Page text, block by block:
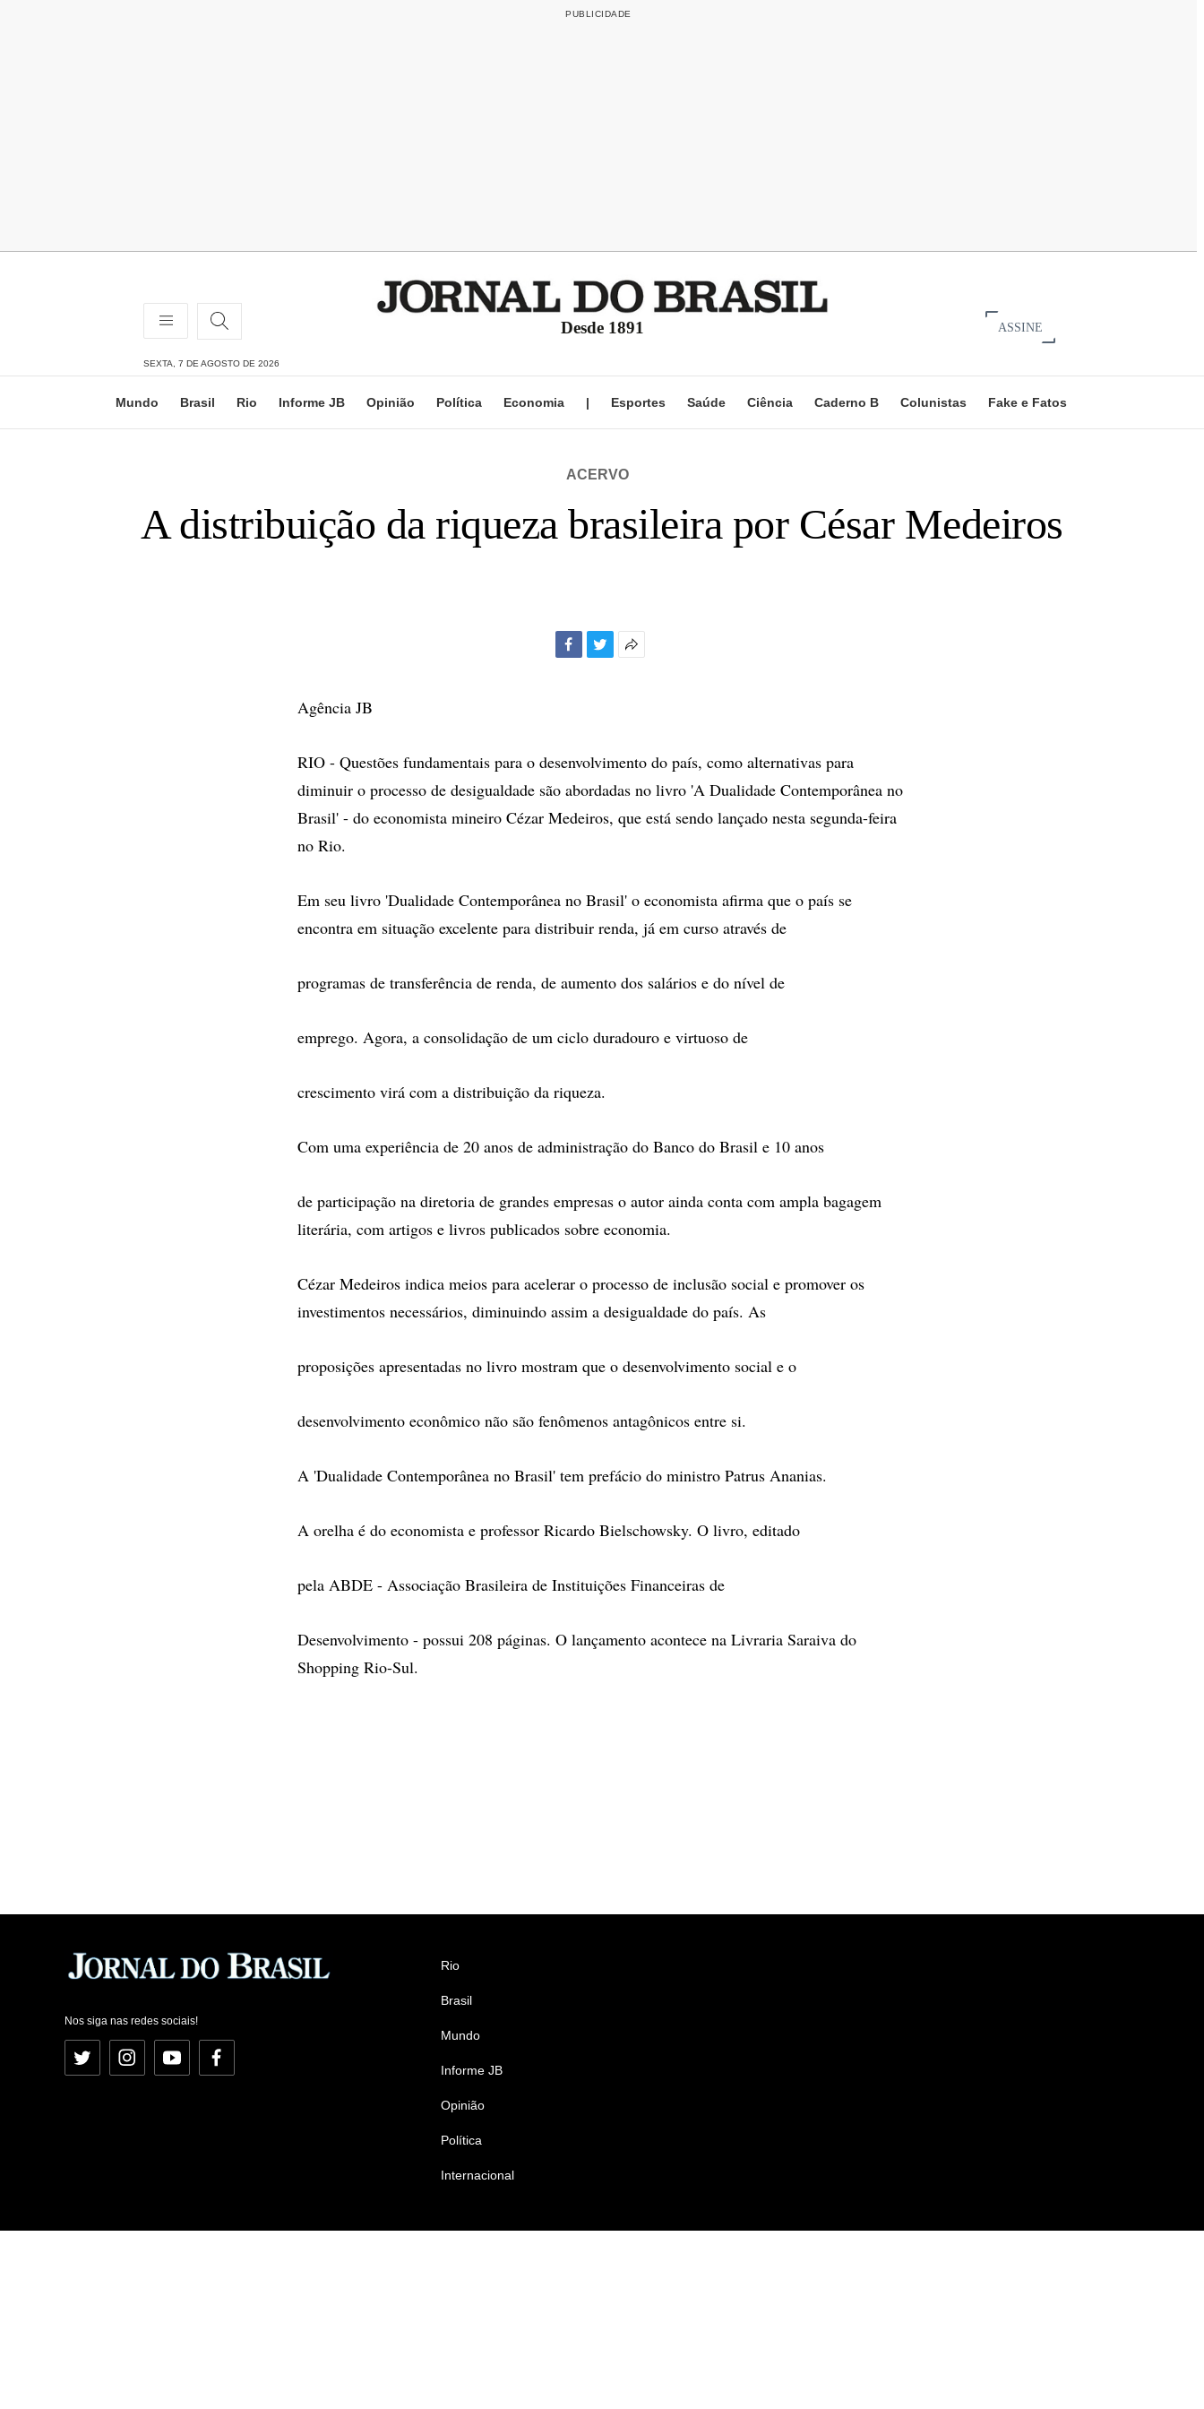
Desde 1891 ASSINE
SEXTA, 7 DE AGOSTO DE 2026
Mundo Brasil Rio Informe JB Opinião Política Economia | Esportes Saúde Ciência Caderno B Colunistas Fake e Fatos
ACERVO
A distribuição da riqueza brasileira por César Medeiros
Agência JB
RIO - Questões fundamentais para o desenvolvimento do país, como alternativas para
diminuir o processo de desigualdade são abordadas no livro 'A Dualidade Contemporânea no
Brasil' - do economista mineiro Cézar Medeiros, que está sendo lançado nesta segunda-feira
no Rio.
Em seu livro 'Dualidade Contemporânea no Brasil' o economista afirma que o país se
encontra em situação excelente para distribuir renda, já em curso através de
programas de transferência de renda, de aumento dos salários e do nível de
emprego. Agora, a consolidação de um ciclo duradouro e virtuoso de
crescimento virá com a distribuição da riqueza.
Com uma experiência de 20 anos de administração do Banco do Brasil e 10 anos
de participação na diretoria de grandes empresas o autor ainda conta com ampla bagagem
literária, com artigos e livros publicados sobre economia.
Cézar Medeiros indica meios para acelerar o processo de inclusão social e promover os
investimentos necessários, diminuindo assim a desigualdade do país. As
proposições apresentadas no livro mostram que o desenvolvimento social e o
desenvolvimento econômico não são fenômenos antagônicos entre si.
A 'Dualidade Contemporânea no Brasil' tem prefácio do ministro Patrus Ananias.
A orelha é do economista e professor Ricardo Bielschowsky. O livro, editado
pela ABDE - Associação Brasileira de Instituições Financeiras de
Desenvolvimento - possui 208 páginas. O lançamento acontece na Livraria Saraiva do
Shopping Rio-Sul.
Nos siga nas redes sociais!
Twitter InstagramYouTubeFacebook
Rio
Brasil
Mundo
Informe JB
Opinião
Política
Internacional